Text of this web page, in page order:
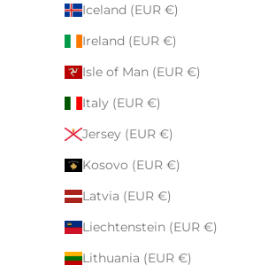
Iceland (EUR €)
Ireland (EUR €)
Isle of Man (EUR €)
Italy (EUR €)
Jersey (EUR €)
Kosovo (EUR €)
Latvia (EUR €)
Liechtenstein (EUR €)
Lithuania (EUR €)